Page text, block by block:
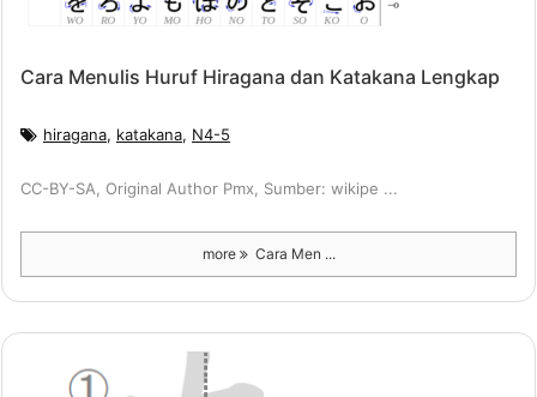
Cara Menulis Huruf Hiragana dan Katakana Lengkap
hiragana, katakana, N4-5
CC-BY-SA, Original Author Pmx, Sumber: wikipe ...
more Cara Men ...